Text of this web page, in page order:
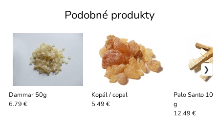
Podobné produkty
Dammar 50g
6.79 €
Kopál / copal
5.49 €
Palo Santo
g
12.49 €